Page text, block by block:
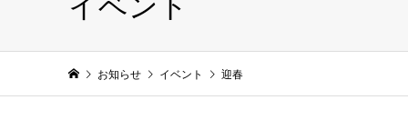
お知らせ イベント 迎春